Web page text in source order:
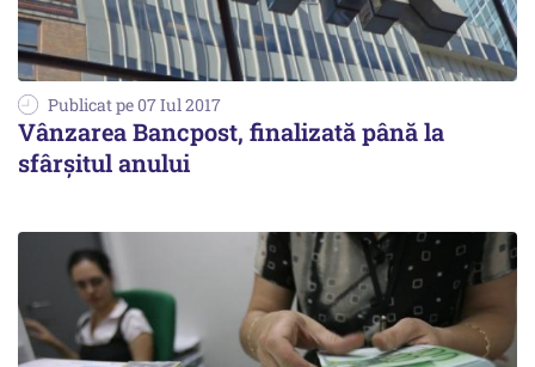
Publicat pe 07 Iul 2017
Vânzarea Bancpost, finalizată până la
sfârșitul anului